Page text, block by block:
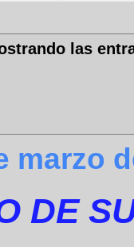
las
marzo
DE